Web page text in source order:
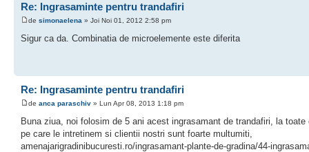
Re: Ingrasaminte pentru trandafiri
de simonaelena » Joi Noi 01, 2012 2:58 pm
Sigur ca da. Combinatia de microelemente este diferita
Re: Ingrasaminte pentru trandafiri
de anca paraschiv » Lun Apr 08, 2013 1:18 pm
Buna ziua, noi folosim de 5 ani acest ingrasamant de trandafiri, la toate
pe care le intretinem si clientii nostri sunt foarte multumiti,
amenajarigradinibucuresti.ro/ingrasamant-plante-de-gradina/44-